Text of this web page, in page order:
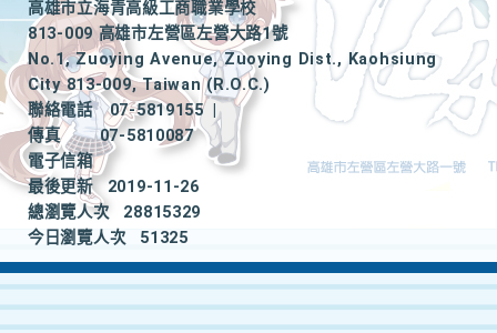
高雄市立海青高級工商職業學校
813-009 高雄市左營區左營大路1號
No.1, Zuoying Avenue, Zuoying Dist., Kaohsiung
City 813-009, Taiwan (R.O.C.)
聯絡電話
07-5819155
|
傳真
07-5810087
電子信箱
最後更新
2019-11-26
總瀏覽人次
28815329
今日瀏覽人次
51325